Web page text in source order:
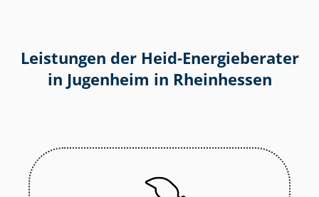
Leistungen der Heid-Energieberater
in Jugenheim in Rheinhessen